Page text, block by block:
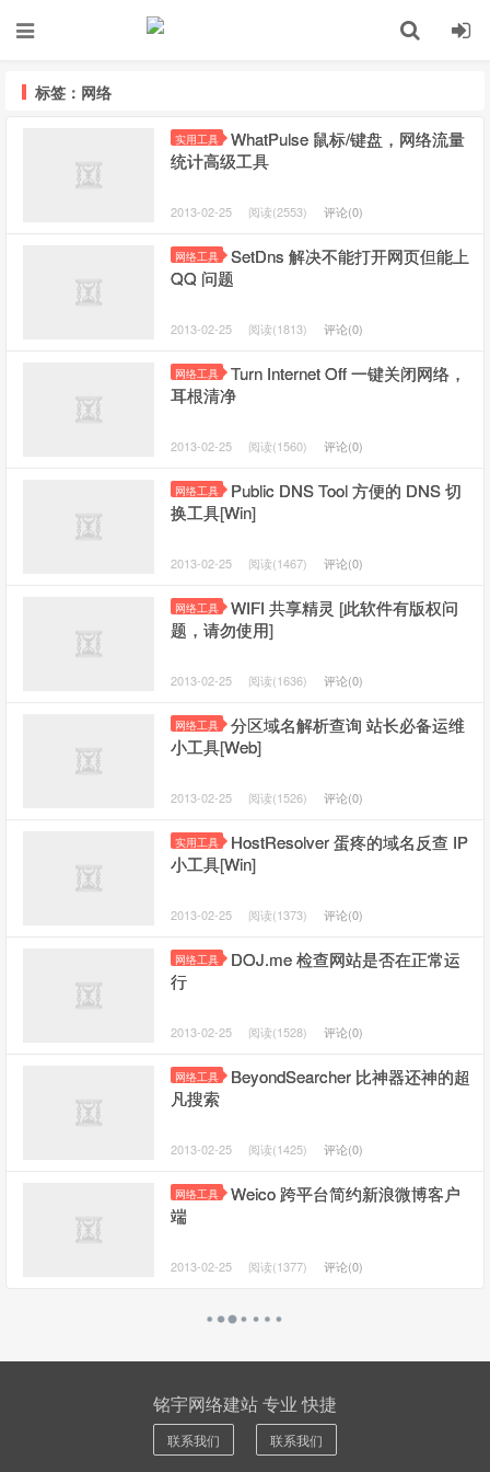
标签：网络
实用工具
WhatPulse 鼠标/键盘，网络流量
统计高级工具
2013-02-25 阅读(2553) 评论(0)
网络工具
SetDns 解决不能打开网页但能上
QQ 问题
2013-02-25 阅读(1813) 评论(0)
网络工具
Turn Internet Off 一键关闭网络，
耳根清净
2013-02-25 阅读(1560) 评论(0)
网络工具
Public DNS Tool 方便的 DNS 切
换工具[Win]
2013-02-25 阅读(1467) 评论(0)
网络工具
WIFI 共享精灵 [此软件有版权问
题，请勿使用]
2013-02-25 阅读(1636) 评论(0)
网络工具
分区域名解析查询 站长必备运维
小工具[Web]
2013-02-25 阅读(1526) 评论(0)
实用工具
HostResolver 蛋疼的域名反查 IP
小工具[Win]
2013-02-25 阅读(1373) 评论(0)
网络工具
DOJ.me 检查网站是否在正常运
行
2013-02-25 阅读(1528) 评论(0)
网络工具
BeyondSearcher 比神器还神的超
凡搜索
2013-02-25 阅读(1425) 评论(0)
网络工具
Weico 跨平台简约新浪微博客户
端
2013-02-25 阅读(1377) 评论(0)
铭宇网络建站 专业 快捷
联系我们 联系我们